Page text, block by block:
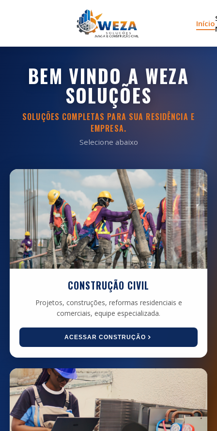
Início
BEM VINDO A WEZA
SOLUÇÕES
SOLUÇÕES COMPLETAS PARA SUA RESIDÊNCIA E
EMPRESA.
Selecione abaixo
CONSTRUÇÃO CIVIL
Projetos, construções, reformas residenciais e
comerciais, equipe especializada.
ACESSAR CONSTRUÇÃO